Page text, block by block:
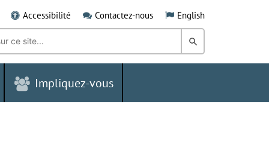
Accessibilité Contactez-nous English
Rechercher
dans
Grand
Impliquez-vous